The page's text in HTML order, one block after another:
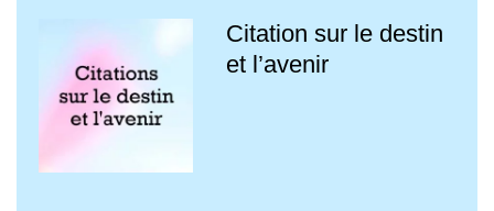
Citation sur le destin
et l’avenir